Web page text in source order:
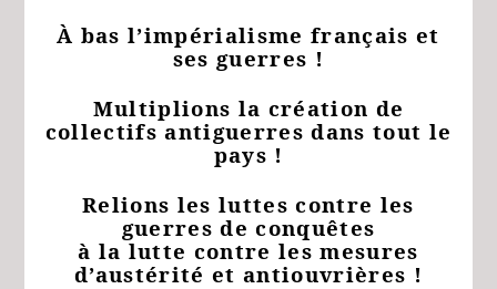
À bas l’impérialisme français et
ses guerres !
Multiplions la création de
collectifs antiguerres dans tout le
pays !
Relions les luttes contre les
guerres de conquêtes
à la lutte contre les mesures
d’austérité et antiouvrières !